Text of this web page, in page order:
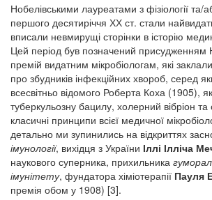
Нобелівськими лауреатами з фізіології
першого десятиріччя ХХ ст. стали
вписали невмирущі сторінки в історію
Цей період був позначений присудженням
премій видатним мікробіологам, які
про збудників інфекційних хвороб, серед
всесвітньо відомого Роберта Коха (1905),
туберкульозну бацилу, холерний вібріон
класичні принципи всієї медичної
детально ми зупинились на відкриттях
імунології, вихідця з України Іллі Ілліча
наукового суперника, прихильника
імунітету, фундатора хіміотерапії Пауля
премія обом у 1908) [3].